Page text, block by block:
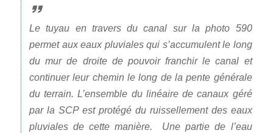
Le tuyau en travers du canal sur la photo 590
permet aux eaux pluviales qui s’accumulent le long
du mur de droite de pouvoir franchir le canal et
continuer leur chemin le long de la pente générale
du terrain. L’ensemble du linéaire de canaux géré
par la SCP est protégé du ruissellement des eaux
pluviales de cette manière. Une partie de l’eau